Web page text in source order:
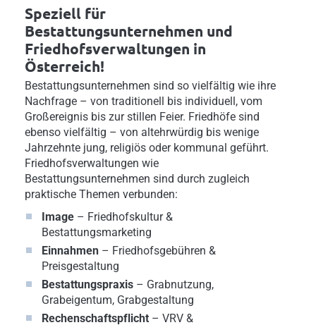
Speziell für
Bestattungsunternehmen und
Friedhofsverwaltungen in
Österreich!
Bestattungsunternehmen sind so vielfältig wie ihre
Nachfrage – von traditionell bis individuell, vom
Großereignis bis zur stillen Feier. Friedhöfe sind
ebenso vielfältig – von altehrwürdig bis wenige
Jahrzehnte jung, religiös oder kommunal geführt.
Friedhofsverwaltungen wie
Bestattungsunternehmen sind durch zugleich
praktische Themen verbunden:
Image – Friedhofskultur &
Bestattungsmarketing
Einnahmen – Friedhofsgebühren &
Preisgestaltung
Bestattungspraxis – Grabnutzung,
Grabeigentum, Grabgestaltung
Rechenschaftspflicht – VRV &